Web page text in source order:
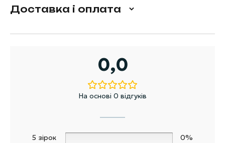
Доставка і оплата
0,0
На основі 0 відгуків
5 зірок 0%